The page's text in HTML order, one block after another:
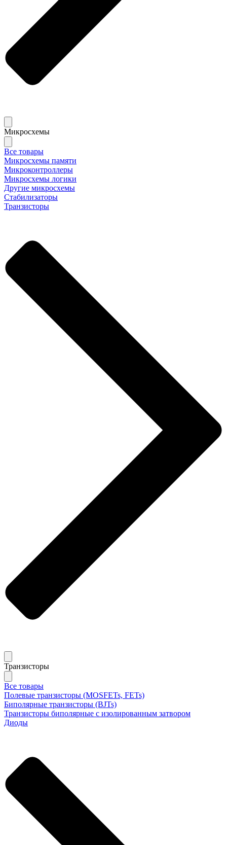
Микросхемы
Все товары
Микросхемы памяти
Микроконтроллеры
Микросхемы логики
Другие микросхемы
Стабилизаторы
Транзисторы
Транзисторы
Все товары
Полевые транзисторы (MOSFETs, FETs)
Биполярные транзисторы (BJTs)
Транзисторы биполярные с изолированным затвором
Диоды